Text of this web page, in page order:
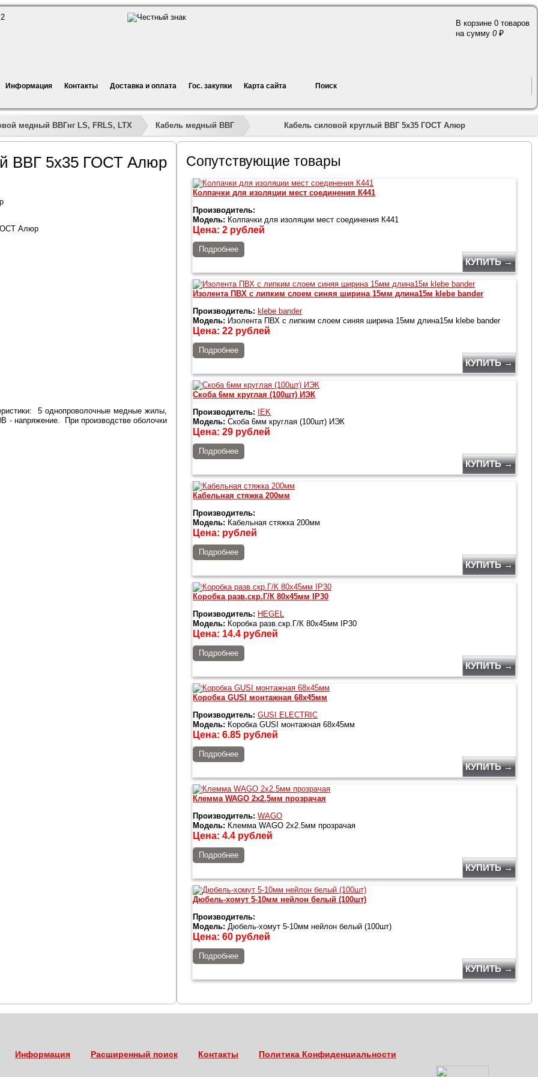
В корзине 0 товаров
на сумму 0
Информация Контакты Доставка и оплата Гос. закупки Карта сайта Поиск
»»
медный ВВГнг LS, FRLS, LTX Кабель медный ВВГ Кабель силовой круглый ВВГ 5х35 ГОСТ Алюр
ВВГ 5х35 ГОСТ Алюр
Алюр
5 однопроволочные медные жилы,
- напряжение. При производстве оболочки
Сопутствующие товары
Колпачки для изоляции мест соединения К441
Производитель:
Модель: Колпачки для изоляции мест соединения К441
Цена:2 рублей
Подробнее
КУПИТЬ →
Изолента ПВХ с липким слоем синяя ширина 15мм длина15м klebe bander
Производитель: klebe bander
Модель: Изолента ПВХ с липким слоем синяя ширина 15мм длина15м klebe bander
Цена:22 рублей
Подробнее
КУПИТЬ →
Скоба 6мм круглая (100шт) ИЭК
Производитель:
IEK
Модель: Скоба 6мм круглая (100шт) ИЭК
Цена:29 рублей
Подробнее
КУПИТЬ →
Кабельная стяжка 200мм
Производитель:
Модель: Кабельная стяжка 200мм
Цена: рублей
Подробнее
КУПИТЬ →
Коробка разв.скр.Г/К 80х45мм IP30
Производитель: HEGEL
Модель: Коробка разв.скр.Г/К 80х45мм IP30
Цена: 14.4 рублей
Подробнее
КУПИТЬ →
Коробка GUSI монтажная 68х45мм
Производитель: GUSI ELECTRIC
Модель: Коробка GUSI монтажная 68х45мм
Цена:6.85 рублей
Подробнее
КУПИТЬ →
Клемма WAGO 2x2.5мм прозрачая
Производитель: WAGO
Модель: Клемма WAGO 2x2.5мм прозрачая
Цена:4.4 рублей
Подробнее
КУПИТЬ →
Дюбель-хомут 5-10мм нейлон белый (100шт)
Производитель:
Модель: Дюбель-хомут 5-10мм нейлон белый (100шт)
Цена:60 рублей
Подробнее
КУПИТЬ →
Информация Расширенный поиск Контакты Политика Конфиденциальности